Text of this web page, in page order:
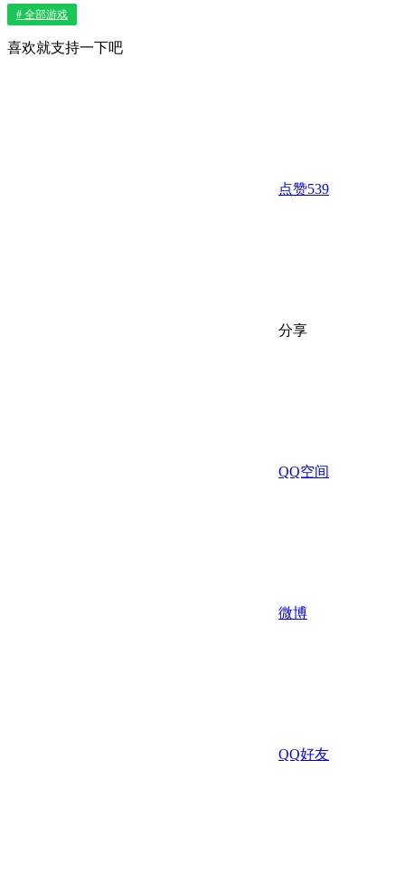
# 全部游戏
喜欢就支持一下吧
点赞539
分享
QQ空间
微博
QQ好友